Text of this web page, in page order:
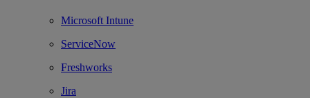
Microsoft Intune
ServiceNow
Freshworks
Jira